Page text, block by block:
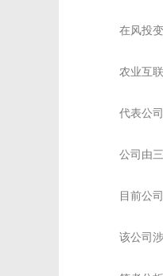
在风投变
农业互联
代表公司
公司由三
目前公司
该公司涉